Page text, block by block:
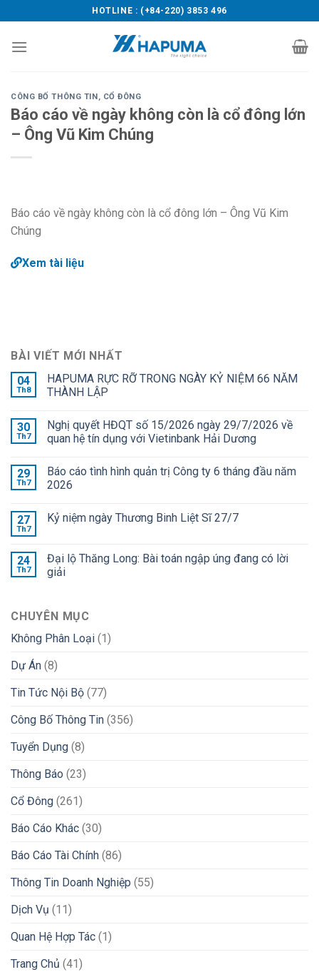
to
content
HOTLINE : (+84-220) 3853 496
CÔNG BỐ THÔNG TIN, CỔ ĐÔNG
Báo cáo về ngày không còn là cổ đông lớn
– Ông Vũ Kim Chúng
Báo cáo về ngày không còn là cổ đông lớn – Ông Vũ Kim
Chúng
Xem tài liệu
BÀI VIẾT MỚI NHẤT
04
Th8
HAPUMA RỰC RỠ TRONG NGÀY KỶ NIỆM 66 NĂM
THÀNH LẬP
30
Th7
Nghị quyết HĐQT số 15/2026 ngày 29/7/2026 về
quan hệ tín dụng với Vietinbank Hải Dương
29
Th7
Báo cáo tình hình quản trị Công ty 6 tháng đầu năm
2026
27
Th7
Kỷ niệm ngày Thương Binh Liệt Sĩ 27/7
24
Th7
Đại lộ Thăng Long: Bài toán ngập úng đang có lời
giải
CHUYÊN MỤC
Không Phân Loại (1)
Dự Án (8)
Tin Tức Nội Bộ (77)
Công Bố Thông Tin (356)
Tuyển Dụng (8)
Thông Báo (23)
Cổ Đông (261)
Báo Cáo Khác (30)
Báo Cáo Tài Chính (86)
Thông Tin Doanh Nghiệp (55)
Dịch Vụ (11)
Quan Hệ Hợp Tác (1)
Trang Chủ (41)